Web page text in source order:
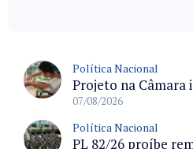
Política Nacional
07/08/2026
Política Nacional